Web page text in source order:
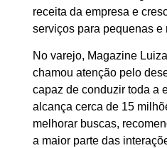
receita da empresa e
serviços para pequenas e
No varejo, Magazine
chamou atenção pelo
capaz de conduzir toda a
alcança cerca de 15
melhorar buscas,
a maior parte das